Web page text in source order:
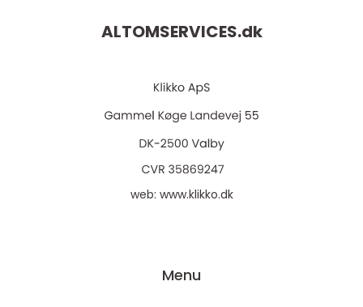
ALTOMSERVICES.dk
web: www.klikko.dk
Menu